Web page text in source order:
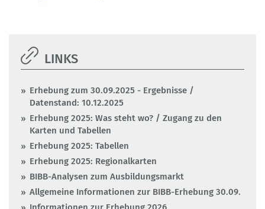
LINKS
Erhebung zum 30.09.2025 - Ergebnisse /
Datenstand: 10.12.2025
Erhebung 2025: Was steht wo? / Zugang zu den
Karten und Tabellen
Erhebung 2025: Tabellen
Erhebung 2025: Regionalkarten
BIBB-Analysen zum Ausbildungsmarkt
Allgemeine Informationen zur BIBB-Erhebung 30.09.